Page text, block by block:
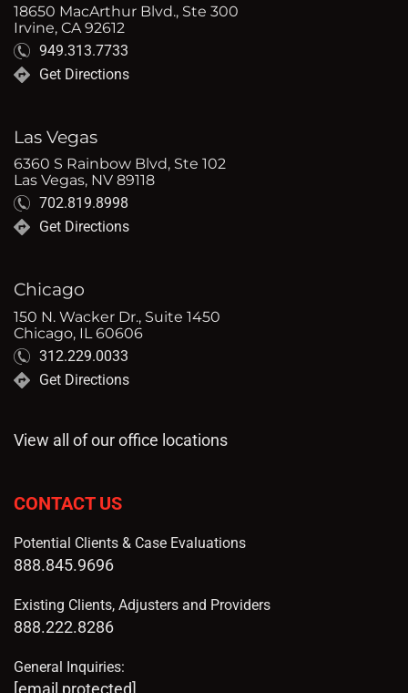
18650 MacArthur Blvd., Ste 300
Irvine, CA 92612
949.313.7733
Get Directions
Las Vegas
6360 S Rainbow Blvd, Ste 102
Las Vegas, NV 89118
702.819.8998
Get Directions
Chicago
150 N. Wacker Dr., Suite 1450
Chicago, IL 60606
312.229.0033
Get Directions
View all of our office locations
CONTACT US
Potential Clients & Case Evaluations
888.845.9696
Existing Clients, Adjusters and Providers
888.222.8286
General Inquiries:
[email protected]